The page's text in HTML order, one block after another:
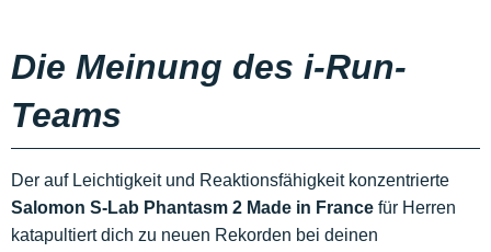
Die Meinung des i-Run-
Teams
Der auf Leichtigkeit und Reaktionsfähigkeit konzentrierte
Salomon S-Lab Phantasm 2 Made in France für Herren
katapultiert dich zu neuen Rekorden bei deinen